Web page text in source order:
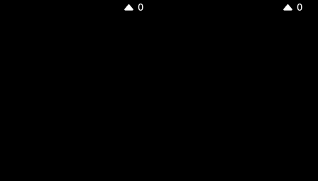
0 0